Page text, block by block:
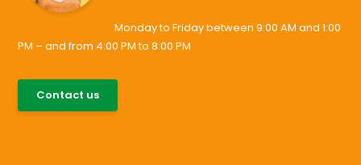
Monday to Friday between 9:00 AM and 1:00
PM – and from 4:00 PM to 8:00 PM
Contact us